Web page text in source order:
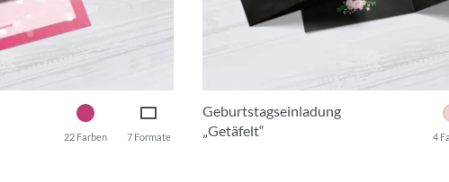
7 Formate
22 Farben
Geburtstagseinladung
„Getäfelt“
4